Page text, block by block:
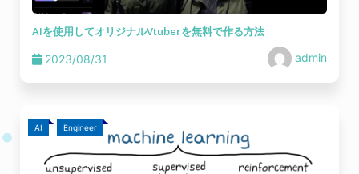
AIを使用してオリジナルVtuberを無料で作る方法
2023/08/31 admin
AI Engineer